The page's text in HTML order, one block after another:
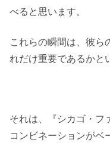
べると思います。
これらの瞬間は、彼ら
れだけ重要であるかと
それは、『シカゴ・フ
コンビネーションがベ